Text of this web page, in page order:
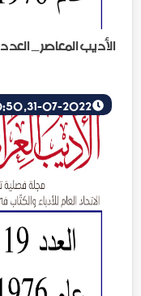
الأديب المعاصر _ العدد 20 _ عام 1976